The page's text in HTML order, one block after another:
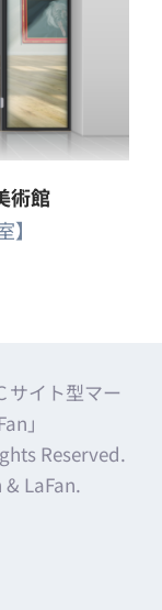
術館
サイト型マー
」
Reserved.
LaFan.